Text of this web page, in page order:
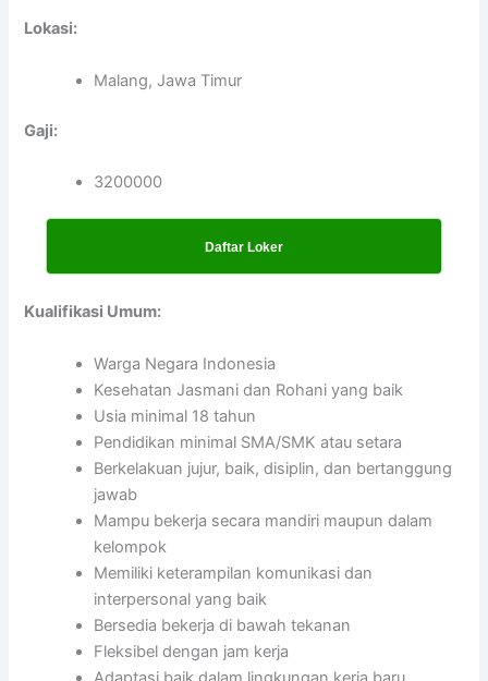
Lokasi:
Malang, Jawa Timur
Gaji:
3200000
Daftar Loker
Kualifikasi Umum:
Warga Negara Indonesia
Kesehatan Jasmani dan Rohani yang baik
Usia minimal 18 tahun
Pendidikan minimal SMA/SMK atau setara
Berkelakuan jujur, baik, disiplin, dan bertanggung
jawab
Mampu bekerja secara mandiri maupun dalam
kelompok
Memiliki keterampilan komunikasi dan
interpersonal yang baik
Bersedia bekerja di bawah tekanan
Fleksibel dengan jam kerja